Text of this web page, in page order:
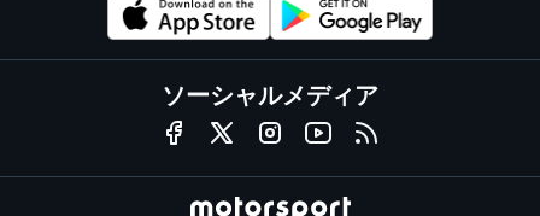
ソーシャルメディア